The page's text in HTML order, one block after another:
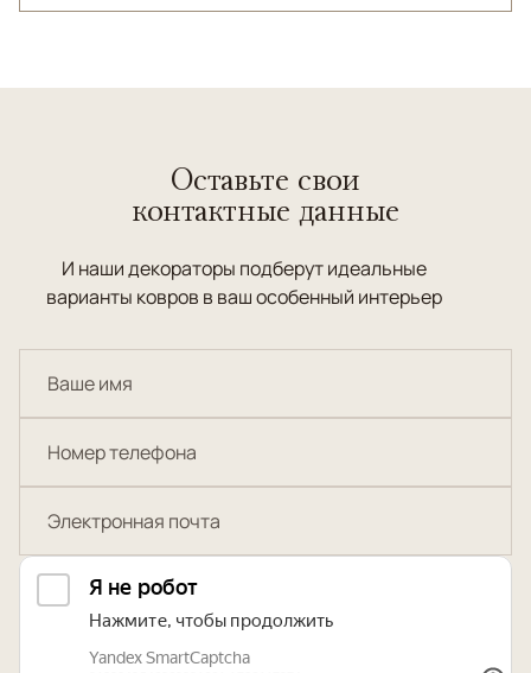
Оставьте свои
контактные данные
И наши декораторы подберут идеальные
варианты ковров в ваш особенный интерьер